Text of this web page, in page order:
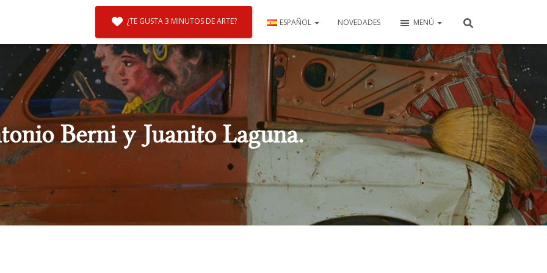
¿TE GUSTA 3 MINUTOS DE ARTE? ESPAÑOL NOVEDADES MENÚ
Berni y Juanito Laguna.